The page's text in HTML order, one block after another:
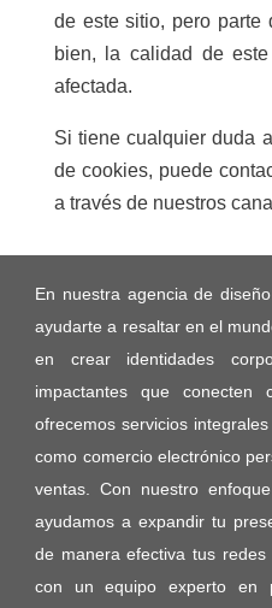
de este sitio, pero parte
bien, la calidad de
afectada.
Si tiene cualquier duda
de cookies, puede
a través de nuestros
En nuestra agencia de
ayudarte a resaltar en el
en crear identidades
impactantes que conecten
ofrecemos servicios
como comercio electrónico
ventas. Con nuestro
ayudamos a expandir tu
de manera efectiva tus redes
con un equipo experto en